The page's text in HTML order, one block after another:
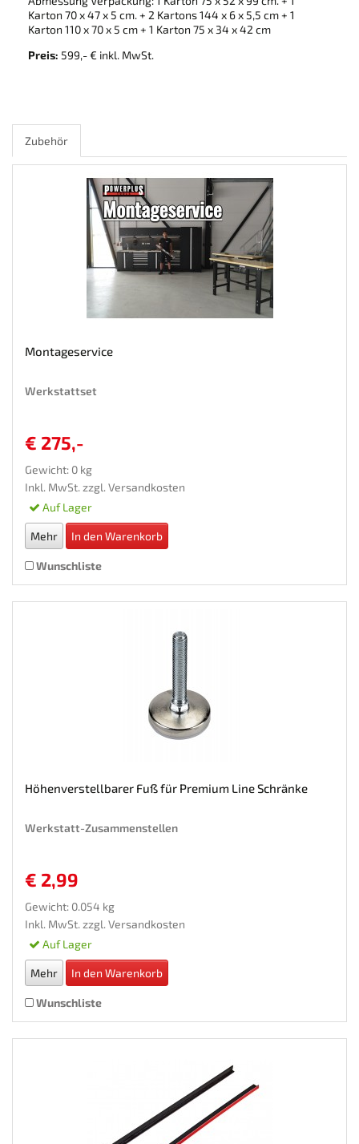
Karton 70 x 47 x 5 cm. + 2 Kartons 144 x 6 x 5,5 cm + 1
Karton 110 x 70 x 5 cm + 1 Karton 75 x 34 x 42 cm
Preis: 599,- € inkl. MwSt.
Zubehör
Montageservice
Werkstattset
€ 275,-
Gewicht: 0 kg
Inkl. MwSt. zzgl. Versandkosten
Auf Lager
Mehr In den Warenkorb
Wunschliste
Höhenverstellbarer Fuß für Premium Line Schränke
Werkstatt-Zusammenstellen
€ 2,99
Gewicht: 0.054 kg
Inkl. MwSt. zzgl. Versandkosten
Auf Lager
Mehr In den Warenkorb
Wunschliste